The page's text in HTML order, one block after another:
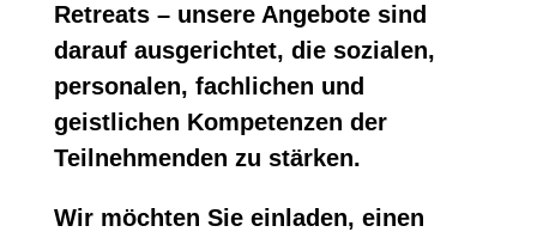
Retreats – unsere Angebote sind
darauf ausgerichtet, die sozialen,
personalen, fachlichen und
geistlichen Kompetenzen der
Teilnehmenden zu stärken.
Wir möchten Sie einladen, einen